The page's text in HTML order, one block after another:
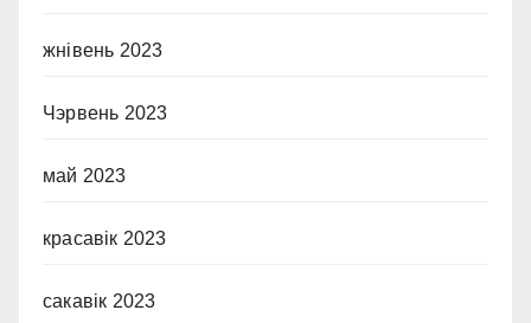
жнівень 2023
Чэрвень 2023
май 2023
красавік 2023
сакавік 2023